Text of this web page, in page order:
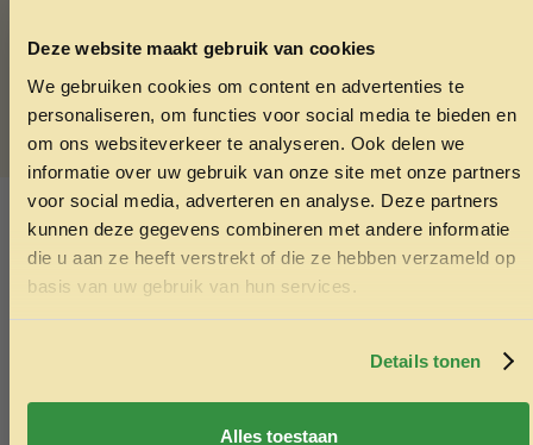
Deze website maakt gebruik van cookies
We gebruiken cookies om content en advertenties te
personaliseren, om functies voor social media te bieden en
om ons websiteverkeer te analyseren. Ook delen we
informatie over uw gebruik van onze site met onze partners
voor social media, adverteren en analyse. Deze partners
kunnen deze gegevens combineren met andere informatie
die u aan ze heeft verstrekt of die ze hebben verzameld op
basis van uw gebruik van hun services.
Details tonen
Alles toestaan
gaan met die banaan.
SKU:
8713595331177
Categorieën:
Gedroogde snacks hond Hondensnacks
Training en Beloning hond
Ook interessant
ONTVANG 5% KORTING OP
JE EERSTE BESTELLING!
Ontvang korting
Door je in te schrijven ga je akkoord met het ontvangen van